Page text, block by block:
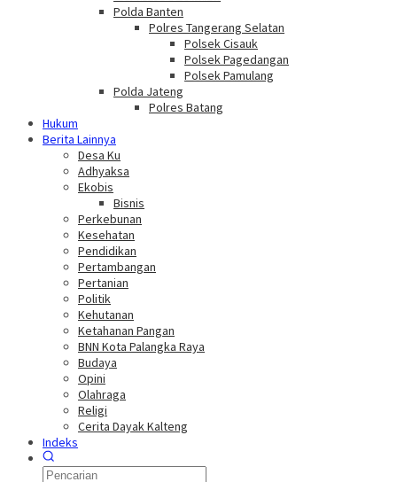
Polda Banten
Polres Tangerang Selatan
Polsek Cisauk
Polsek Pagedangan
Polsek Pamulang
Polda Jateng
Polres Batang
Hukum
Berita Lainnya
Desa Ku
Adhyaksa
Ekobis
Bisnis
Perkebunan
Kesehatan
Pendidikan
Pertambangan
Pertanian
Politik
Kehutanan
Ketahanan Pangan
BNN Kota Palangka Raya
Budaya
Opini
Olahraga
Religi
Cerita Dayak Kalteng
Indeks